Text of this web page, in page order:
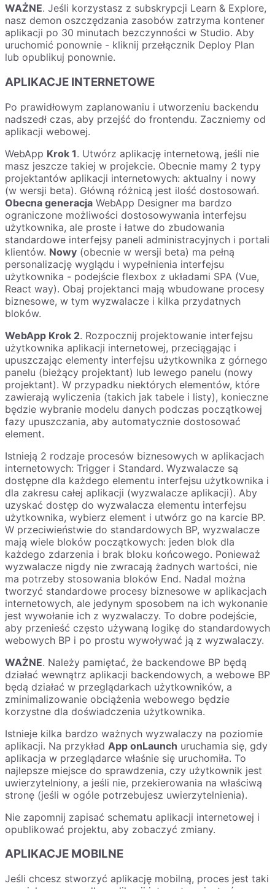
WAŻNE. Jeśli korzystasz z subskrypcji Learn & Explore,
nasz demon oszczędzania zasobów zatrzyma kontener
aplikacji po 30 minutach bezczynności w Studio. Aby
uruchomić ponownie - kliknij przełącznik Deploy Plan
lub opublikuj ponownie.
APLIKACJE INTERNETOWE
Po prawidłowym zaplanowaniu i utworzeniu backendu
nadszedł czas, aby przejść do frontendu. Zaczniemy od
aplikacji webowej.
WebApp Krok 1. Utwórz aplikację internetową, jeśli nie
masz jeszcze takiej w projekcie. Obecnie mamy 2 typy
projektantów aplikacji internetowych: aktualny i nowy
(w wersji beta). Główną różnicą jest ilość dostosowań.
Obecna generacja WebApp Designer ma bardzo
ograniczone możliwości dostosowywania interfejsu
użytkownika, ale proste i łatwe do zbudowania
standardowe interfejsy paneli administracyjnych i portali
klientów. Nowy (obecnie w wersji beta) ma pełną
personalizację wyglądu i wypełnienia interfejsu
użytkownika - podejście flexbox z układami SPA (Vue,
React way). Obaj projektanci mają wbudowane procesy
biznesowe, w tym wyzwalacze i kilka przydatnych
bloków.
WebApp Krok 2. Rozpocznij projektowanie interfejsu
użytkownika aplikacji internetowej, przeciągając i
upuszczając elementy interfejsu użytkownika z górnego
panelu (bieżący projektant) lub lewego panelu (nowy
projektant). W przypadku niektórych elementów, które
zawierają wyliczenia (takich jak tabele i listy), konieczne
będzie wybranie modelu danych podczas początkowej
fazy upuszczania, aby automatycznie dostosować
element.
Istnieją 2 rodzaje procesów biznesowych w aplikacjach
internetowych: Trigger i Standard. Wyzwalacze są
dostępne dla każdego elementu interfejsu użytkownika i
dla zakresu całej aplikacji (wyzwalacze aplikacji). Aby
uzyskać dostęp do wyzwalacza elementu interfejsu
użytkownika, wybierz element i utwórz go na karcie BP.
W przeciwieństwie do standardowych BP, wyzwalacze
mają wiele bloków początkowych: jeden blok dla
każdego zdarzenia i brak bloku końcowego. Ponieważ
wyzwalacze nigdy nie zwracają żadnych wartości, nie
ma potrzeby stosowania bloków End. Nadal można
tworzyć standardowe procesy biznesowe w aplikacjach
internetowych, ale jedynym sposobem na ich wykonanie
jest wywołanie ich z wyzwalaczy. To dobre podejście,
aby przenieść często używaną logikę do standardowych
webowych BP i po prostu wywoływać ją z wyzwalaczy.
WAŻNE. Należy pamiętać, że backendowe BP będą
działać wewnątrz aplikacji backendowych, a webowe BP
będą działać w przeglądarkach użytkowników, a
zminimalizowanie obciążenia webowego będzie
korzystne dla doświadczenia użytkownika.
Istnieje kilka bardzo ważnych wyzwalaczy na poziomie
aplikacji. Na przykład App onLaunch uruchamia się, gdy
aplikacja w przeglądarce właśnie się uruchomiła. To
najlepsze miejsce do sprawdzenia, czy użytkownik jest
uwierzytelniony, a jeśli nie, przekierowania na właściwą
stronę (jeśli w ogóle potrzebujesz uwierzytelnienia).
Nie zapomnij zapisać schematu aplikacji internetowej i
opublikować projektu, aby zobaczyć zmiany.
APLIKACJE MOBILNE
Jeśli chcesz stworzyć aplikację mobilną, proces jest taki